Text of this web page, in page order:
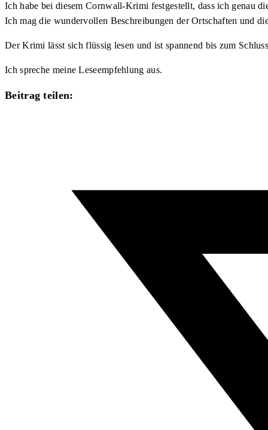
Ich habe bei diesem Cornwall-Krimi festgestellt, dass ich genau
Ich mag die wundervollen Beschreibungen der Ortschaften und
Der Krimi lässt sich flüssig lesen und ist spannend bis zum
Ich spreche meine Leseempfehlung aus.
Beitrag teilen: